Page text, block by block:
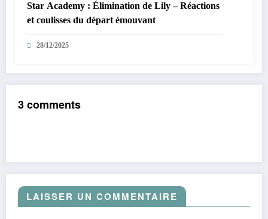
Star Academy : Élimination de Lily – Réactions
et coulisses du départ émouvant
28/12/2025
3 comments
LAISSER UN COMMENTAIRE